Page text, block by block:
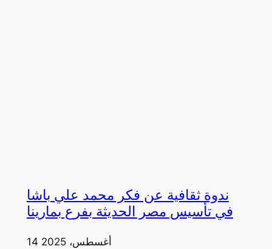
ندوة ثقافية عن فكر محمد علي باشا
في تأسيس مصر الحديثة بفرع بمارينا
14 أغسطس، 2025